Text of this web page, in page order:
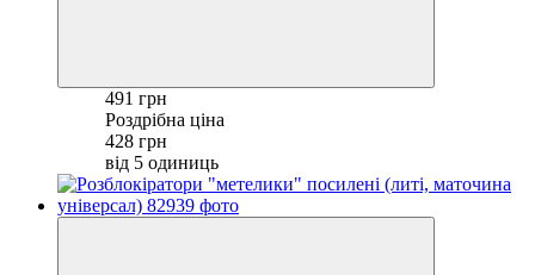
491 грн
Роздрібна ціна
428 грн
від 5 одиниць